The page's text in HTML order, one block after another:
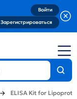
Войти
Зарегистрироваться
ELISA Kit for